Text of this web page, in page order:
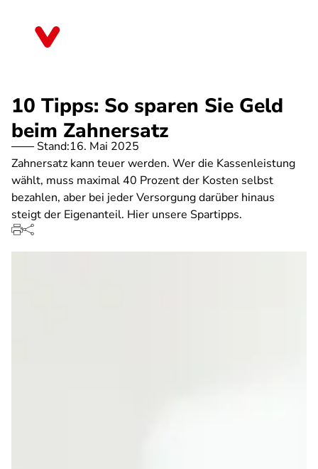
10 Tipps: So sparen Sie Geld
beim Zahnersatz
Stand:16. Mai 2025
Zahnersatz kann teuer werden. Wer die Kassenleistung
wählt, muss maximal 40 Prozent der Kosten selbst
bezahlen, aber bei jeder Versorgung darüber hinaus
steigt der Eigenanteil. Hier unsere Spartipps.